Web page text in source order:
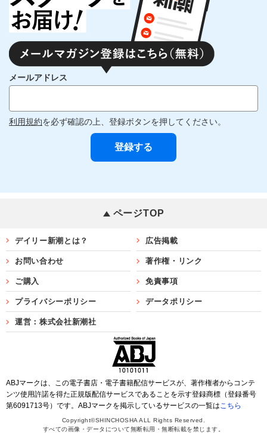
メールアドレス
利用規約を必ず確認の上、登録ボタンを押してください。
ページTOP
デイリー新潮とは？ 広告掲載
お問い合わせ 著作権・リンク
ご購入 免責事項
プライバシーポリシー データポリシー
運営：株式会社新潮社
ABJマークは、この電子書店・電子書籍配信サービスが、著作権者からコンテ
ンツ使用許諾を得た正規版配信サービスであることを示す登録商標（登録番号
第6091713号）です。ABJマークを掲示しているサービスの一覧はこちら
Copyright©SHINCHOSHA ALL Rights Reserved.
すべての画像・データについて無断転用・無断転載を禁じます。